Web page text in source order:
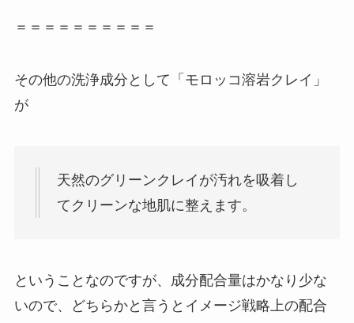
＝＝＝＝＝＝＝＝＝＝
その他の洗浄成分として「モロッコ溶岩クレイ」
が
天然のグリーンクレイが汚れを吸着し
てクリーンな地肌に整えます。
ということなのですが、成分配合量はかなり少な
いので、どちらかと言うとイメージ戦略上の配合